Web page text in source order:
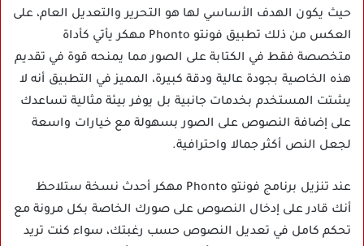
حيث يكون الهدف الأساسي لها هو التحرير والتعديل العام، على
العكس من ذلك تطبيق فونتو Phonto مهكر يأتي كأداة
متخصصة فقط في الكتابة على الصور مما يمنحه قوة في تقديم
هذه الخاصية بجودة عالية ودقة كبيرة، المميز في التطبيق أنه لا
يشتت المستخدم بخدمات جانبية بل يوفر بيئة مثالية تساعدك
على إضافة النصوص على الصور بسهولة مع خيارات واسعة
لجعل النص أكثر جمالا واحترافية.
عند تنزيل برنامج فونتو Phonto مهكر أحدث نسخة ستلاحظ
أنك قادر على إدخال النصوص على صورك الخاصة بكل مرونة مع
تحكم كامل في تعديل النصوص حسب رغبتك، سواء كنت تريد